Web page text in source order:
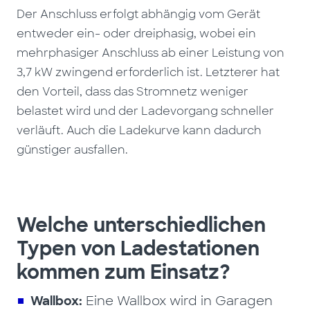
Der Anschluss erfolgt abhängig vom Gerät
entweder ein- oder dreiphasig, wobei ein
mehrphasiger Anschluss ab einer Leistung von
3,7 kW zwingend erforderlich ist. Letzterer hat
den Vorteil, dass das Stromnetz weniger
belastet wird und der Ladevorgang schneller
verläuft. Auch die Ladekurve kann dadurch
günstiger ausfallen.
Welche unterschiedlichen
Typen von Ladestationen
kommen zum Einsatz?
Wallbox: Eine Wallbox wird in Garagen